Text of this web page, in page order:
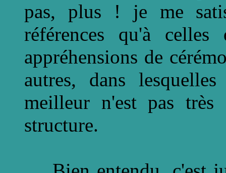
pas, plus ! je me
références qu'à
appréhensions de
autres, dans
meilleur n'est pas très
structure.